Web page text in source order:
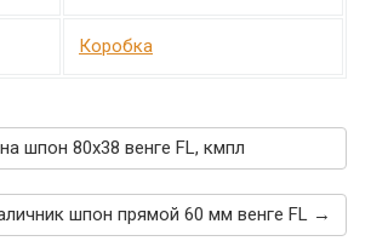
Коробка
шпон 80х38 венге FL, кмпл
шпон прямой 60 мм венге FL →